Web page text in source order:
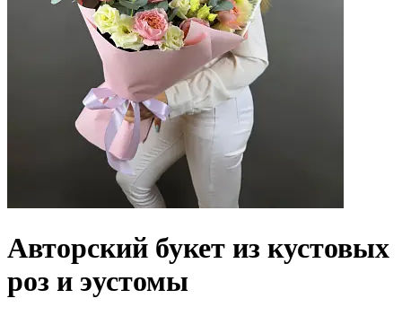
Авторский букет из кустовых
роз и эустомы